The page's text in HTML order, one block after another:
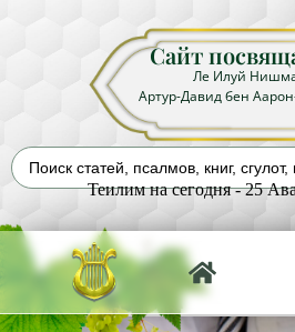
Сайт
Ле Илуй
Артур-Давид бен